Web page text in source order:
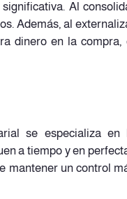
Al
Además, al
dinero en la compra,
se especializa en
a tiempo y en
mantener un control